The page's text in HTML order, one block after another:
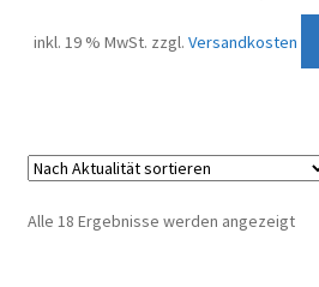
inkl. 19 % MwSt. zzgl.Versandkosten
Alle 18 Ergebnisse werden angezeigtNach